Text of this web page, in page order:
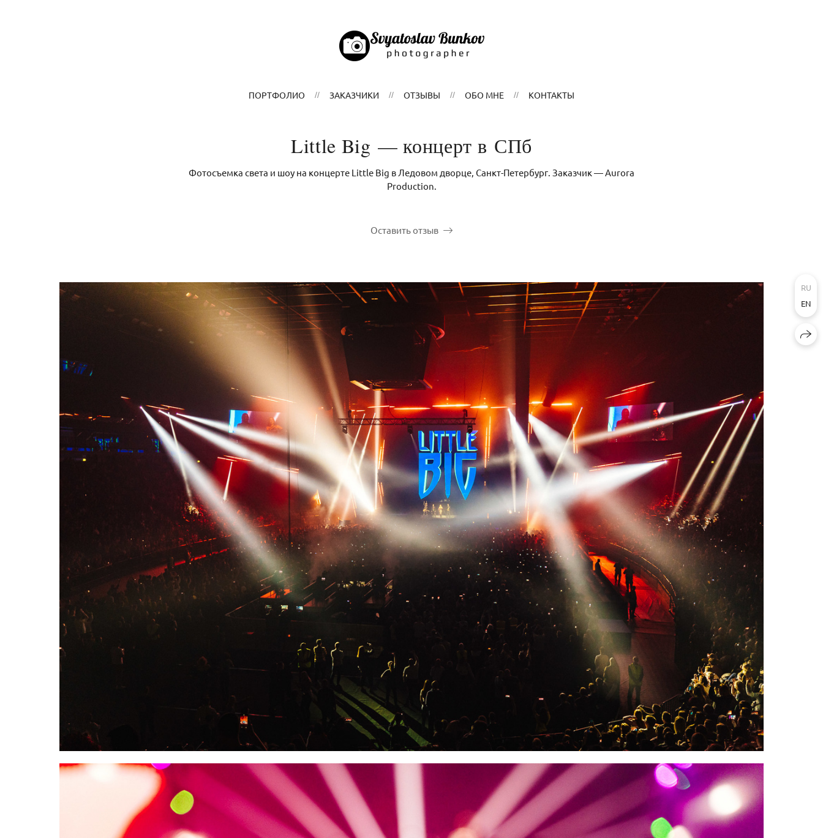
ПОРТФОЛИО ЗАКАЗЧИКИ ОТЗЫВЫ ОБО МНЕ КОНТАКТЫ
Little Big — концерт в СПб
Фотосъемка света и шоу на концерте Little Big в Ледовом дворце, Санкт-Петербург. Заказчик — Aurora
Production.
Оставить отзыв
RU
EN